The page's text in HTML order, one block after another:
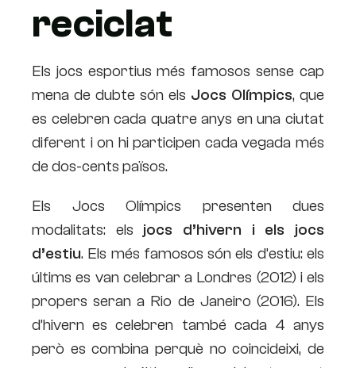
reciclat
Els jocs esportius més famosos sense cap
mena de dubte són els Jocs Olímpics, que
es celebren cada quatre anys en una ciutat
diferent i on hi participen cada vegada més
de dos-cents països.
Els Jocs Olímpics presenten dues
modalitats: els jocs d’hivern i els jocs
d’estiu. Els més famosos són els d’estiu: els
últims es van celebrar a Londres (2012) i els
propers seran a Rio de Janeiro (2016). Els
d’hivern es celebren també cada 4 anys
però es combina perquè no coincideixi, de